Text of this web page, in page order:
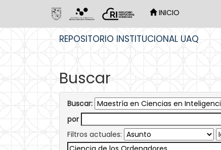
INICIO
REPOSITORIO INSTITUCIONAL UAQ
Buscar
Buscar:
por
Filtros actuales: